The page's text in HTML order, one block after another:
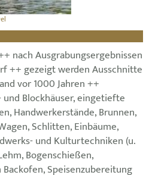
nach Ausgrabungsergebnissen
++ gezeigt werden Ausschnitte
vor 1000 Jahren ++
Blockhäuser, eingetiefte
Handwerkerstände, Brunnen,
Schlitten, Einbäume,
und Kulturtechniken (u.
Bogenschießen,
Speisenzubereitung